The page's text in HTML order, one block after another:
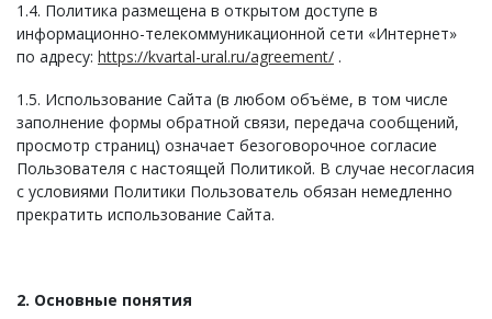
1.4. Политика размещена в открытом доступе в
информационно-телекоммуникационной сети «Интернет»
по адресу: https://kvartal-ural.ru/agreement/ .
1.5. Использование Сайта (в любом объёме, в том числе
заполнение формы обратной связи, передача сообщений,
просмотр страниц) означает безоговорочное согласие
Пользователя с настоящей Политикой. В случае несогласия
с условиями Политики Пользователь обязан немедленно
прекратить использование Сайта.
2. Основные понятия